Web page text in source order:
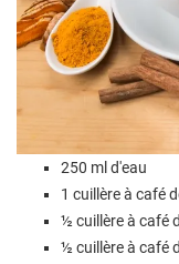
250 ml d'eau
1 cuillère à café
½ cuillère à café
½ cuillère à café